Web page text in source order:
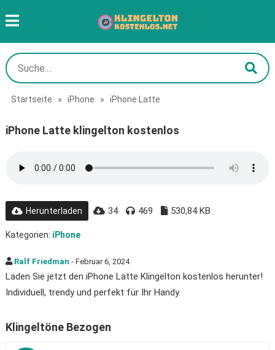
Startseite » iPhone » iPhone Latte
iPhone Latte klingelton kostenlos
Herunterladen 34 469 530,84 KB
Kategorien: iPhone
Ralf Friedman - Februar 6, 2024
Laden Sie jetzt den iPhone Latte Klingelton kostenlos herunter!
Individuell, trendy und perfekt für Ihr Handy.
Klingeltöne Bezogen